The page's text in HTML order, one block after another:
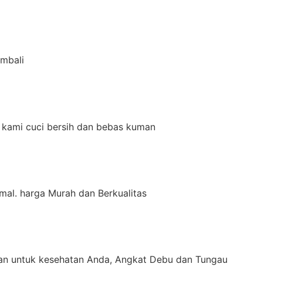
cuci bersih dan bebas kuman
harga Murah dan Berkualitas
untuk kesehatan Anda, Angkat Debu dan Tungau